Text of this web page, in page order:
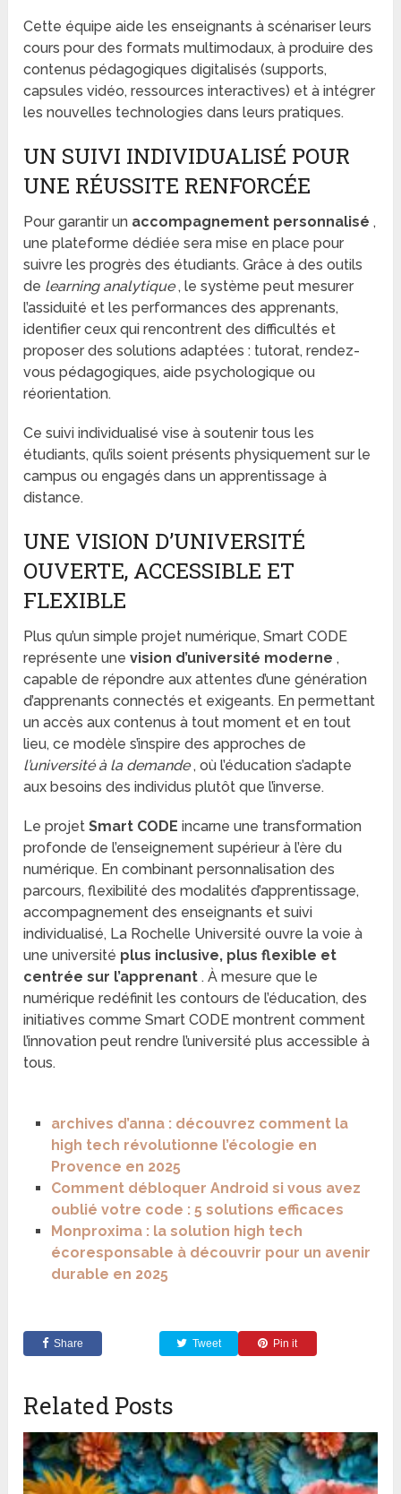
Cette équipe aide les enseignants à scénariser leurs
cours pour des formats multimodaux, à produire des
contenus pédagogiques digitalisés (supports,
capsules vidéo, ressources interactives) et à intégrer
les nouvelles technologies dans leurs pratiques.
UN SUIVI INDIVIDUALISÉ POUR
UNE RÉUSSITE RENFORCÉE
Pour garantir un accompagnement personnalisé ,
une plateforme dédiée sera mise en place pour
suivre les progrès des étudiants. Grâce à des outils
de learning analytique, le système peut mesurer
l’assiduité et les performances des apprenants,
identifier ceux qui rencontrent des difficultés et
proposer des solutions adaptées : tutorat, rendez-
vous pédagogiques, aide psychologique ou
réorientation.
Ce suivi individualisé vise à soutenir tous les
étudiants, qu’ils soient présents physiquement sur le
campus ou engagés dans un apprentissage à
distance.
UNE VISION D’UNIVERSITÉ
OUVERTE, ACCESSIBLE ET
FLEXIBLE
Plus qu’un simple projet numérique, Smart CODE
représente unevision d’université moderne ,
capable de répondre aux attentes d’une génération
d’apprenants connectés et exigeants. En permettant
un accès aux contenus à tout moment et en tout
lieu, ce modèle s’inspire des approches de
l’université à la demande, où l’éducation s’adapte
aux besoins des individus plutôt que l’inverse.
Le projetSmart CODE incarne une transformation
profonde de l’enseignement supérieur à l’ère du
numérique. En combinant personnalisation des
parcours, flexibilité des modalités d’apprentissage,
accompagnement des enseignants et suivi
individualisé, La Rochelle Université ouvre la voie à
une université plus inclusive, plus flexible et
centrée sur l’apprenant . À mesure que le
numérique redéfinit les contours de l’éducation, des
initiatives comme Smart CODE montrent comment
l’innovation peut rendre l’université plus accessible à
tous.
archives d’anna : découvrez comment la
high tech révolutionne l’écologie en
Provence en 2025
Comment débloquer Android si vous avez
oublié votre code : 5 solutions efficaces
Monproxima : la solution high tech
écoresponsable à découvrir pour un avenir
durable en 2025
Share Tweet Pin it
Related Posts